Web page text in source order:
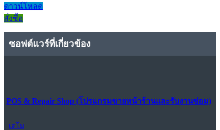
ดาวน์โหลด
สั่งซื้อ
ซอฟต์แวร์ที่เกี่ยวข้อง
POS & Repair Shop (โปรแกรมขายหน้าร้านและรับงานซ่อม)
เดโม